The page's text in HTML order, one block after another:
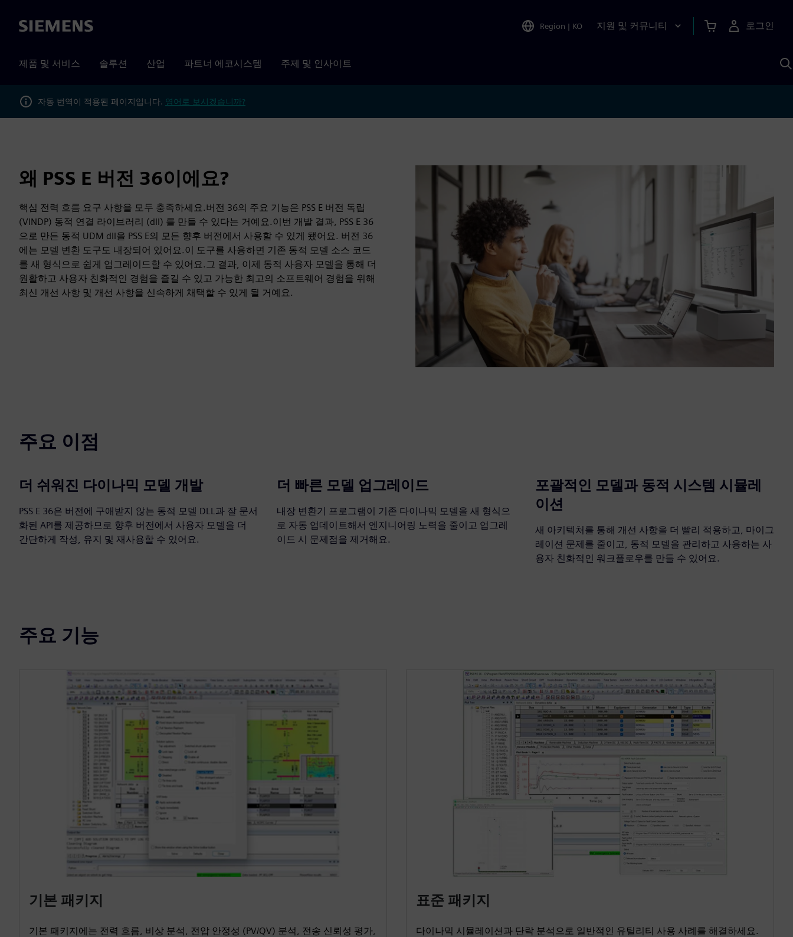
Siemens Region | KO 지원 및 커뮤니티 로그인
제품 및 서비스 솔루션 산업 파트너 에코시스템 주제 및 인사이트
자동 번역이 적용된 페이지입니다. 영어로 보시겠습니까?
왜 PSS E 버전 36이에요?
핵심 전력 흐름 요구 사항을 모두 충족하세요.버전 36의 주요 기능은 PSS E 버전 독립
(VINDP) 동적 연결 라이브러리 (dll) 를 만들 수 있다는 거예요.이번 개발 결과, PSS E 36
으로 만든 동적 UDM dll을 PSS E의 모든 향후 버전에서 사용할 수 있게 됐어요. 버전 36
에는 모델 변환 도구도 내장되어 있어요.이 도구를 사용하면 기존 동적 모델 소스 코드
를 새 형식으로 쉽게 업그레이드할 수 있어요.그 결과, 이제 동적 사용자 모델을 통해 더
원활하고 사용자 친화적인 경험을 즐길 수 있고 가능한 최고의 소프트웨어 경험을 위해
최신 개선 사항 및 개선 사항을 신속하게 채택할 수 있게 될 거예요.
주요 이점
더 쉬워진 다이나믹 모델 개발
PSS E 36은 버전에 구애받지 않는 동적 모델 DLL과 잘 문서
화된 API를 제공하므로 향후 버전에서 사용자 모델을 더
간단하게 작성, 유지 및 재사용할 수 있어요.
더 빠른 모델 업그레이드
내장 변환기 프로그램이 기존 다이나믹 모델을 새 형식으
로 자동 업데이트해서 엔지니어링 노력을 줄이고 업그레
이드 시 문제점을 제거해요.
포괄적인 모델과 동적 시스템 시뮬레
이션
새 아키텍처를 통해 개선 사항을 더 빨리 적용하고, 마이그
레이션 문제를 줄이고, 동적 모델을 관리하고 사용하는 사
용자 친화적인 워크플로우를 만들 수 있어요.
주요 기능
기본 패키지
기본 패키지에는 전력 흐름, 비상 분석, 전압 안정성 (PV/QV) 분석, 전송 신뢰성 평가,
표준 패키지
다이나믹 시뮬레이션과 단락 분석으로 일반적인 유틸리티 사용 사례를 해결하세요.